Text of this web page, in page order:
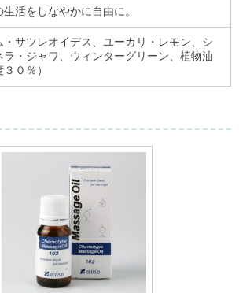
生活をしなやかに自由に。
・サツレオイデス、ユーカリ・レモン、シ
ラ・ジャワ、ウィンターグリーン、植物油
３０％）